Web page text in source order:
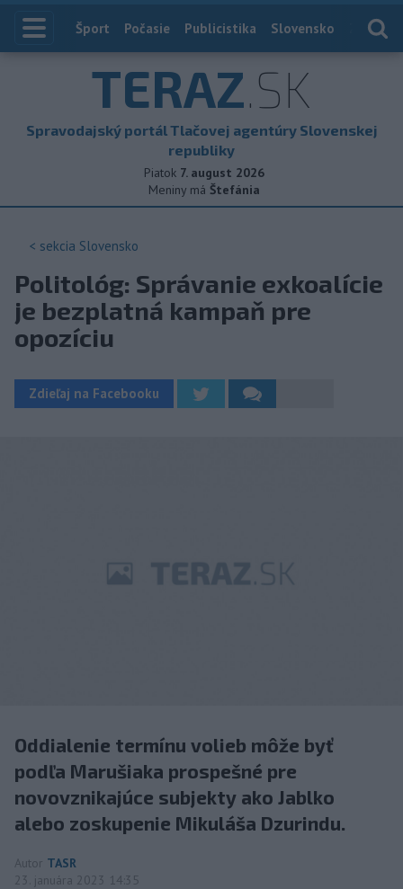
Index
Šport Počasie Publicistika Slovensko
TERAZ.SK
Spravodajský portál Tlačovej agentúry Slovenskej
republiky
Piatok 7. august 2026
Meniny má Štefánia
< sekcia Slovensko
Politológ: Správanie exkoalície
je bezplatná kampaň pre
opozíciu
Zdieľaj na Facebooku
Oddialenie termínu volieb môže byť
podľa Marušiaka prospešné pre
novovznikajúce subjekty ako Jablko
alebo zoskupenie Mikuláša Dzurindu.
Autor TASR
23. januára 2023 14:35